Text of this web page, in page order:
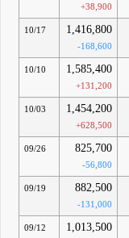
+38,900
10/17 1,416,800
-168,600
10/10 1,585,400
+131,200
10/03 1,454,200
+628,500
09/26 825,700
-56,800
09/19 882,500
-131,000
09/12 1,013,500